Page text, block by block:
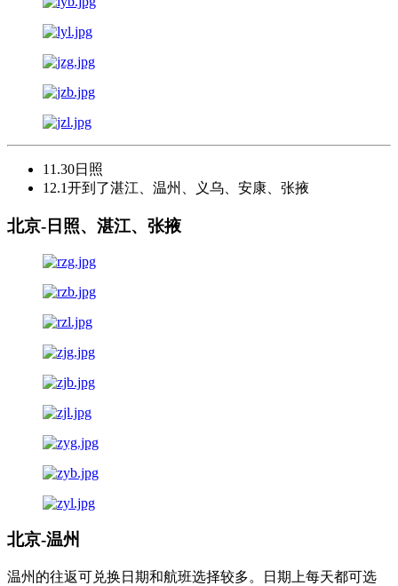
11.30日照
12.1开到了湛江、温州、义乌、安康、张掖
北京-日照、湛江、张掖
北京-温州
温州的往返可兑换日期和航班选择较多。日期上每天都可选